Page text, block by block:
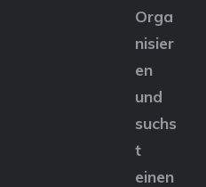
Orga
nisier
en
und
suchs
t
einen